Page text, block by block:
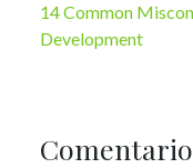
14 Common
Development